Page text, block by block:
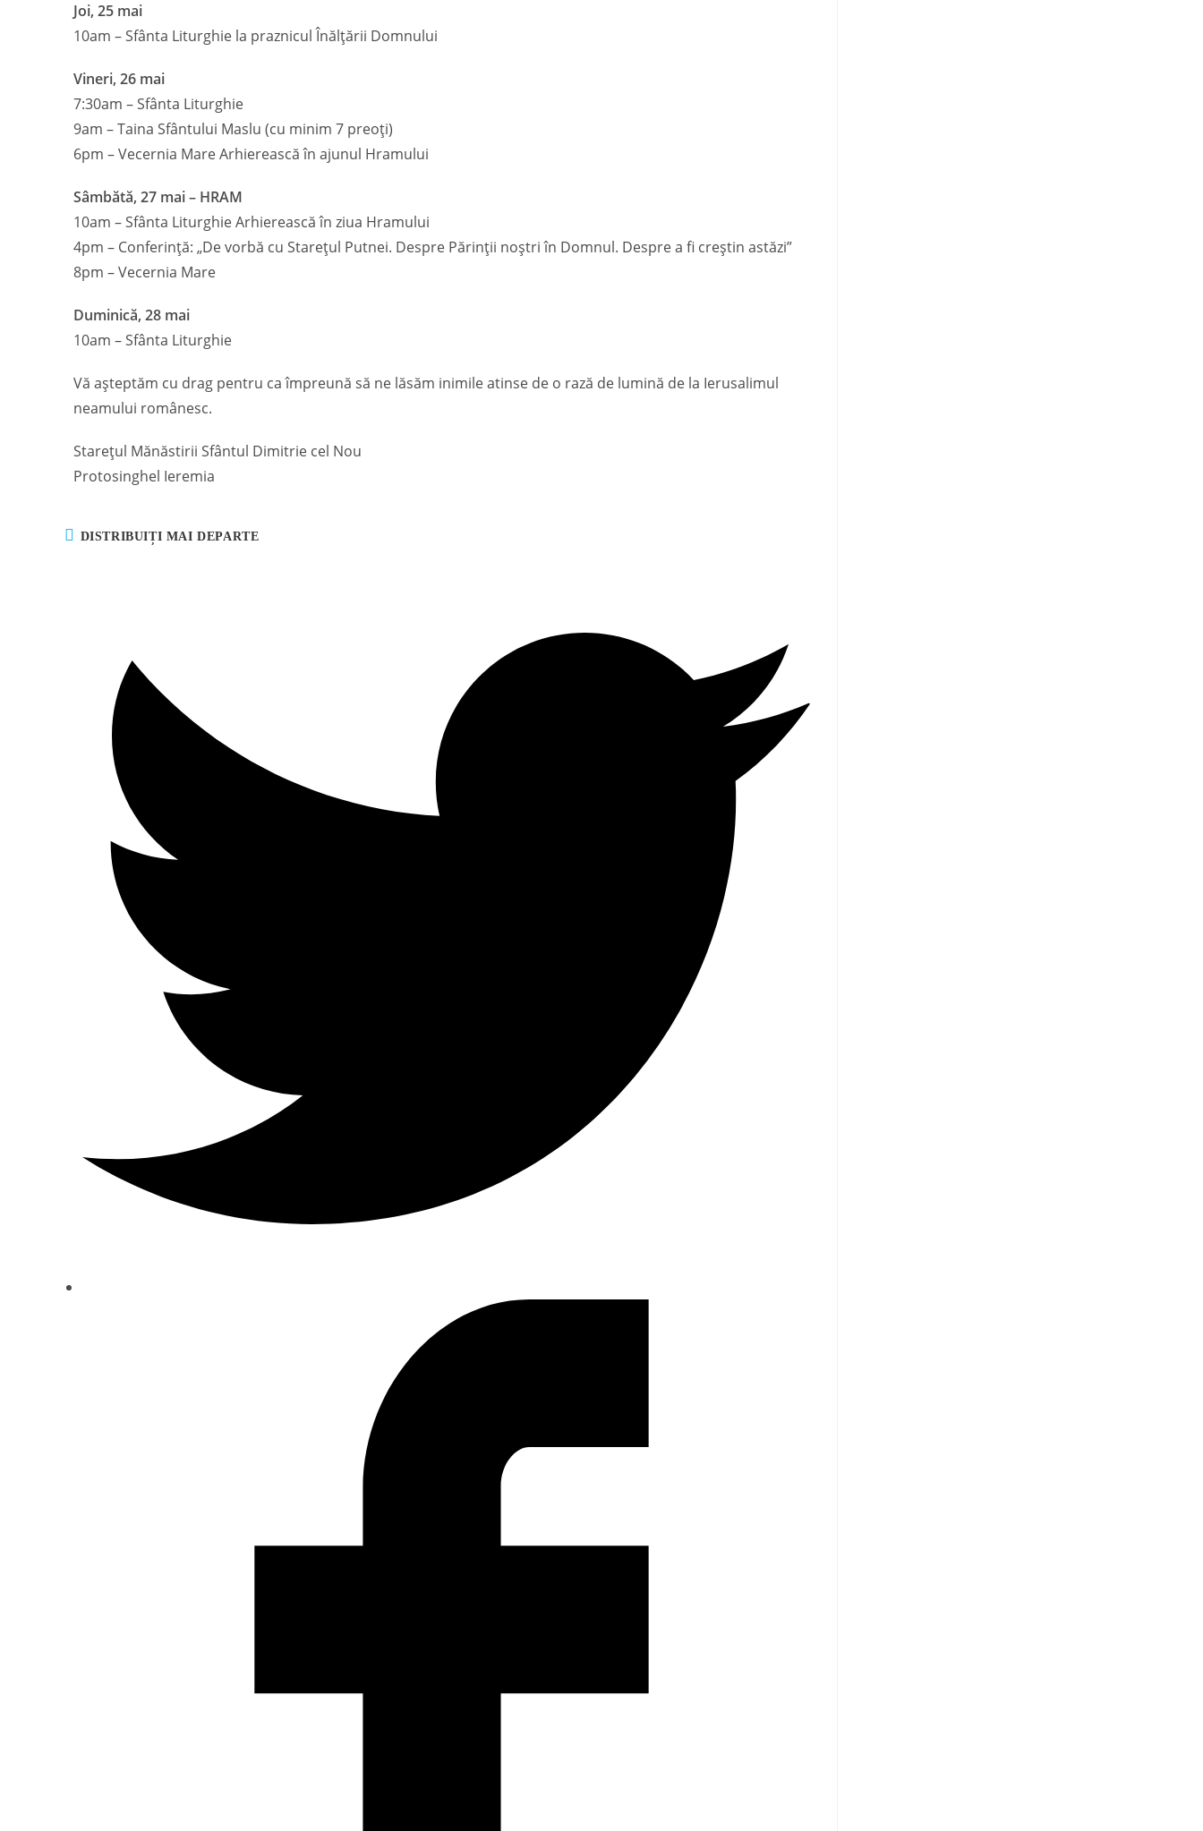
Joi, 25 mai
10am – Sfânta Liturghie la praznicul Înălțării Domnului
Vineri, 26 mai
7:30am – Sfânta Liturghie
9am – Taina Sfântului Maslu (cu minim 7 preoți)
6pm – Vecernia Mare Arhierească în ajunul Hramului
Sâmbătă, 27 mai – HRAM
10am – Sfânta Liturghie Arhierească în ziua Hramului
4pm – Conferință: „De vorbă cu Starețul Putnei. Despre Părinții noștri în Domnul. Despre a fi creștin astăzi”
8pm – Vecernia Mare
Duminică, 28 mai
10am – Sfânta Liturghie
Vă așteptăm cu drag pentru ca împreună să ne lăsăm inimile atinse de o rază de lumină de la Ierusalimul
neamului românesc.
Starețul Mănăstirii Sfântul Dimitrie cel Nou
Protosinghel Ieremia
DISTRIBUIȚI MAI DEPARTE